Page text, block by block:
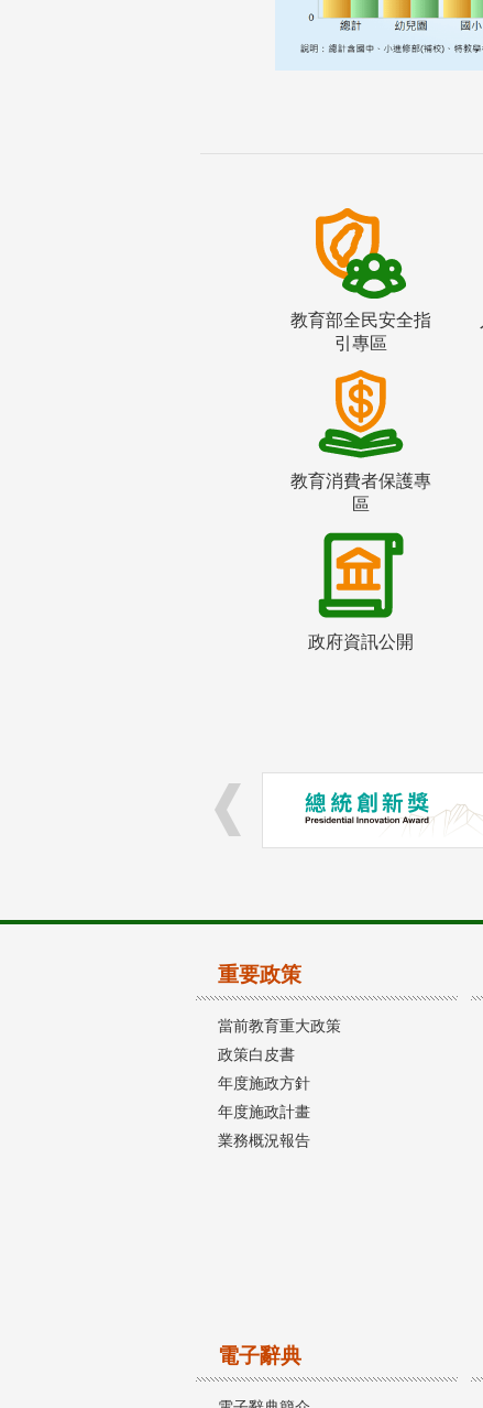
教育部全民安全指
引專區
教育消費者保護專
區
政府資訊公開
重要政策
當前教育重大政策
政策白皮書
年度施政方針
年度施政計畫
業務概況報告
電子辭典